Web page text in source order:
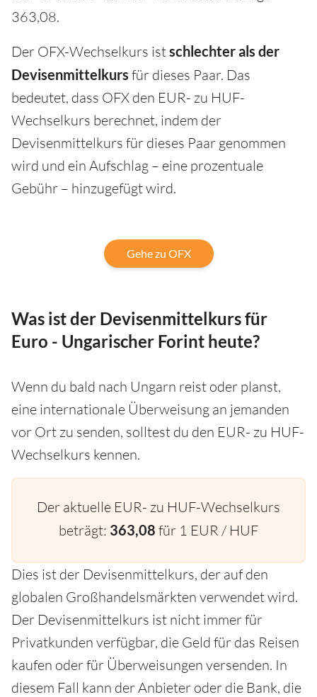
363,08.
Der OFX-Wechselkurs istschlechter als der
Devisenmittelkurs für dieses Paar. Das
bedeutet, dass OFX den EUR- zu HUF-
Wechselkurs berechnet, indem der
Devisenmittelkurs für dieses Paar genommen
wird und ein Aufschlag – eine prozentuale
Gebühr – hinzugefügt wird.
Gehe zu OFX
Was ist der Devisenmittelkurs für
Euro - Ungarischer Forint heute?
Wenn du bald nach Ungarn reist oder planst,
eine internationale Überweisung an jemanden
vor Ort zu senden, solltest du den EUR- zu HUF-
Wechselkurs kennen.
Der aktuelle EUR- zu HUF-Wechselkurs
beträgt: 363,08 für 1 EUR / HUF
Dies ist der Devisenmittelkurs, der auf den
globalen Großhandelsmärkten verwendet wird.
Der Devisenmittelkurs ist nicht immer für
Privatkunden verfügbar, die Geld für das Reisen
kaufen oder für Überweisungen versenden. In
diesem Fall kann der Anbieter oder die Bank, die